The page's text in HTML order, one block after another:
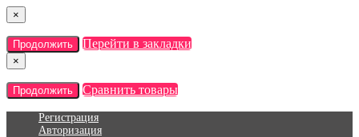
×
Продолжить Перейти в закладки
×
Продолжить Сравнить товары
Регистрация
Авторизация